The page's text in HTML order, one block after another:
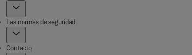
Las normas de seguridad
Contacto